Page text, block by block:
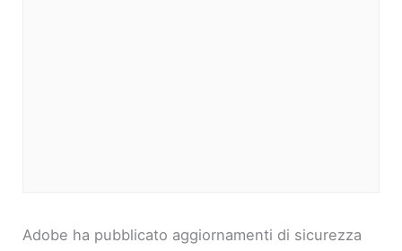
Adobe ha pubblicato aggiornamenti di sicurezza